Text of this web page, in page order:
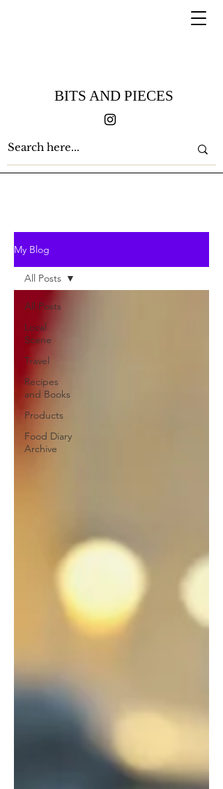
BITS AND PIECES
My Blog
All Posts
Local
Scene
Travel
Recipes
and Books
Products
Food Diary
Archive
All Posts